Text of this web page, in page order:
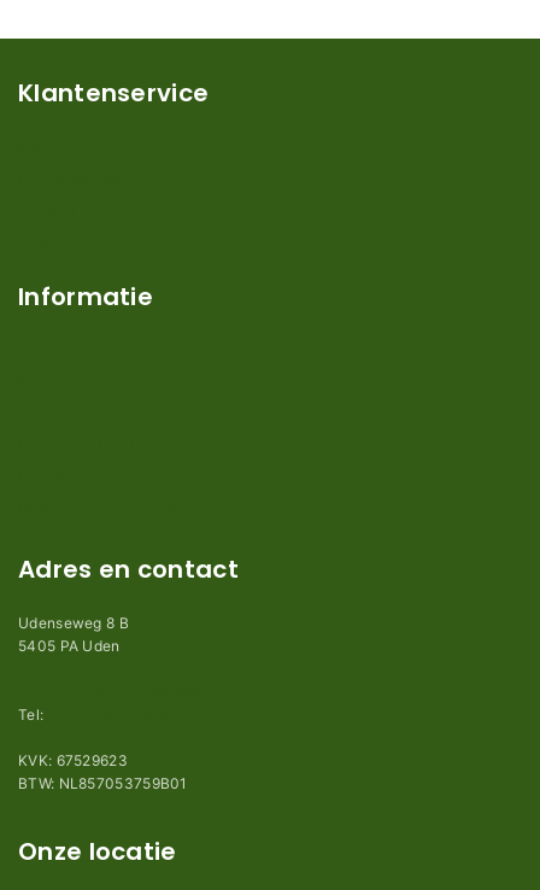
Klantenservice
Informatie
Adres en contact
Udenseweg 8 B
5405 PA Uden
Tel:
KVK: 67529623
BTW: NL857053759B01
Onze locatie